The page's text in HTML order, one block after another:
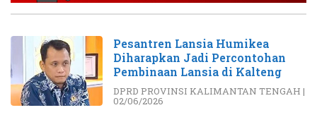
Pesantren Lansia Humikea
Diharapkan Jadi Percontohan
Pembinaan Lansia di Kalteng
DPRD PROVINSI KALIMANTAN TENGAH |
02/06/2026